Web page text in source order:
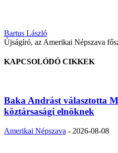
Bartus László
Újságíró, az Amerikai Népszava
KAPCSOLÓDÓ CIKKEK
Baka Andrást választotta
köztársasági elnöknek
Amerikai Népszava - 2026-08-08